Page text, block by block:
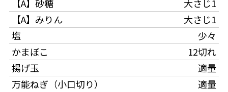
サッと鍋® 楽チン鍋®
レシピ特設サイト
割烹白だしレシピ特集
【A】砂糖
大さじ1
【A】みりん
大さじ1
塩
少々
かまぼこ
12切れ
揚げ玉
適量
万能ねぎ（小口切り）
適量